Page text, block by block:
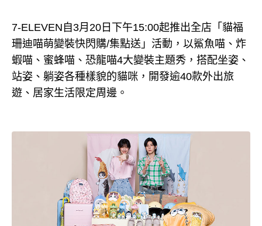
7-ELEVEN自3月20日下午15:00起推出全店「貓福
珊迪喵萌變裝快閃購/集點送」活動，以鯊魚喵、炸
蝦喵、蜜蜂喵、恐龍喵4大變裝主題秀，搭配坐姿、
站姿、躺姿各種樣貌的貓咪，開發逾40款外出旅
遊、居家生活限定周邊。